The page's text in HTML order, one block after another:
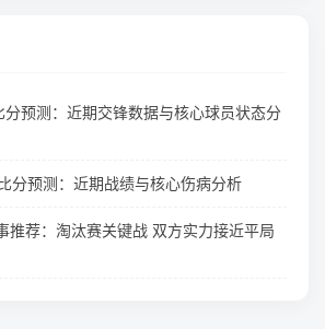
预测：近期交锋数据与核心球员状态分
分预测：近期战绩与核心伤病分析
推荐：淘汰赛关键战 双方实力接近平局